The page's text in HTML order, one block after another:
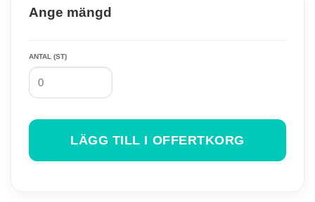
Ange mängd
ANTAL (ST)
LÄGG TILL I OFFERTKORG